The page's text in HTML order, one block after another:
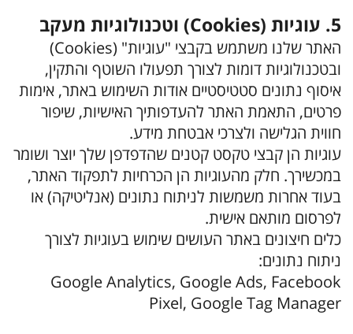
5. עוגיות (Cookies) וטכנולוגיות מעקב
האתר שלנו משתמש בקבצי "עוגיות" (Cookies)
ובטכנולוגיות דומות לצורך תפעולו השוטף והתקין,
איסוף נתונים סטטיסטיים אודות השימוש באתר, אימות
פרטים, התאמת האתר להעדפותיך האישיות, שיפור
חווית הגלישה ולצרכי אבטחת מידע.
עוגיות הן קבצי טקסט קטנים שהדפדפן שלך יוצר ושומר
במכשירך. חלק מהעוגיות הן הכרחיות לתפקוד האתר,
בעוד אחרות משמשות לניתוח נתונים (אנליטיקה) או
לפרסום מותאם אישית.
כלים חיצונים באתר העושים שימוש בעוגיות לצורך
ניתוח נתונים:
Google Analytics, Google Ads, Facebook
Pixel, Google Tag Manager